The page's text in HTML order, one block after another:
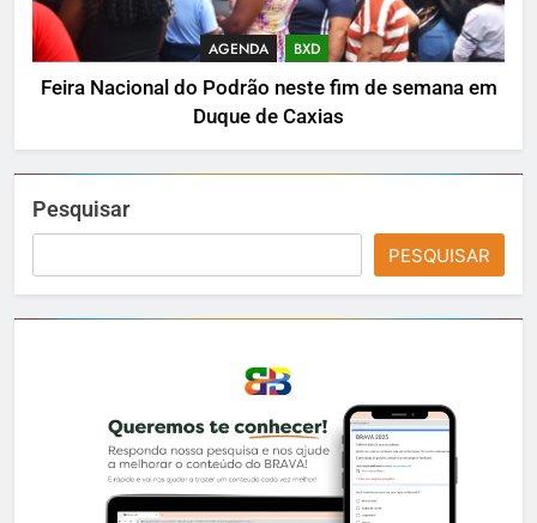
AGENDA BXD
Feira Nacional do Podrão neste fim de semana em
Duque de Caxias
Pesquisar
PESQUISAR